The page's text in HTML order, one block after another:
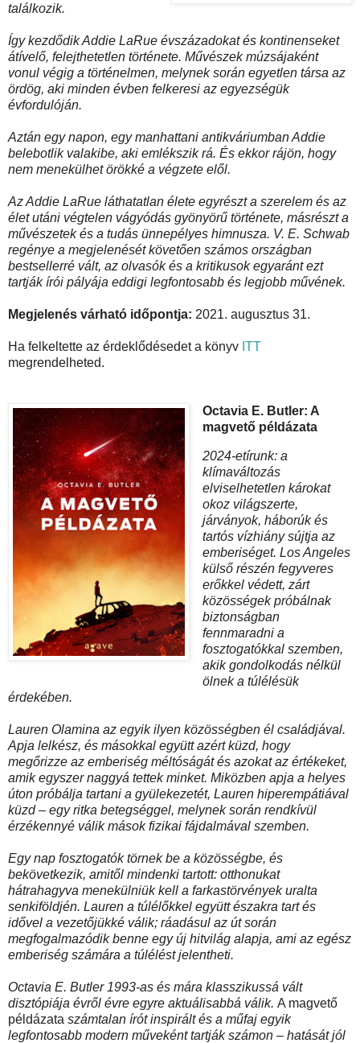
találkozik.
Így kezdődik Addie LaRue évszázadokat és kontinenseket
átívelő, felejthetetlen története. Művészek múzsájaként
vonul végig a történelmen, melynek során egyetlen társa az
ördög, aki minden évben felkeresi az egyezségük
évfordulóján.
Aztán egy napon, egy manhattani antikváriumban Addie
belebotlik valakibe, aki emlékszik rá. És ekkor rájön, hogy
nem menekülhet örökké a végzete elől.
Az Addie LaRue láthatatlan élete egyrészt a szerelem és az
élet utáni végtelen vágyódás gyönyörű története, másrészt a
művészetek és a tudás ünnepélyes himnusza. V. E. Schwab
regénye a megjelenését követően számos országban
bestsellerré vált, az olvasók és a kritikusok egyaránt ezt
tartják írói pályája eddigi legfontosabb és legjobb művének.
Megjelenés várható időpontja: 2021. augusztus 31.
Ha felkeltette az érdeklődésedet a könyv ITT
megrendelheted.
Octavia E. Butler: A
magvető példázata
2024-et ​írunk: a
klímaváltozás
elviselhetetlen károkat
okoz világszerte,
járványok, háborúk és
tartós vízhiány sújtja az
emberiséget. Los Angeles
külső részén fegyveres
erőkkel védett, zárt
közösségek próbálnak
biztonságban
fennmaradni a
fosztogatókkal szemben,
akik gondolkodás nélkül
ölnek a túlélésük
érdekében.
Lauren Olamina az egyik ilyen közösségben él családjával.
Apja lelkész, és másokkal együtt azért küzd, hogy
megőrizze az emberiség méltóságát és azokat az értékeket,
amik egyszer naggyá tettek minket. Miközben apja a helyes
úton próbálja tartani a gyülekezetét, Lauren hiperempátiával
küzd – egy ritka betegséggel, melynek során rendkívül
érzékennyé válik mások fizikai fájdalmával szemben.
Egy nap fosztogatók törnek be a közösségbe, és
bekövetkezik, amitől mindenki tartott: otthonukat
hátrahagyva menekülniük kell a farkastörvények uralta
senkiföldjén. Lauren a túlélőkkel együtt északra tart és
idővel a vezetőjükké válik; ráadásul az út során
megfogalmazódik benne egy új hitvilág alapja, ami az egész
emberiség számára a túlélést jelentheti.
Octavia E. Butler 1993-as és mára klasszikussá vált
disztópiája évről évre egyre aktuálisabbá válik. A magvető
példázata számtalan írót inspirált és a műfaj egyik
legfontosabb modern műveként tartják számon – hatását jól